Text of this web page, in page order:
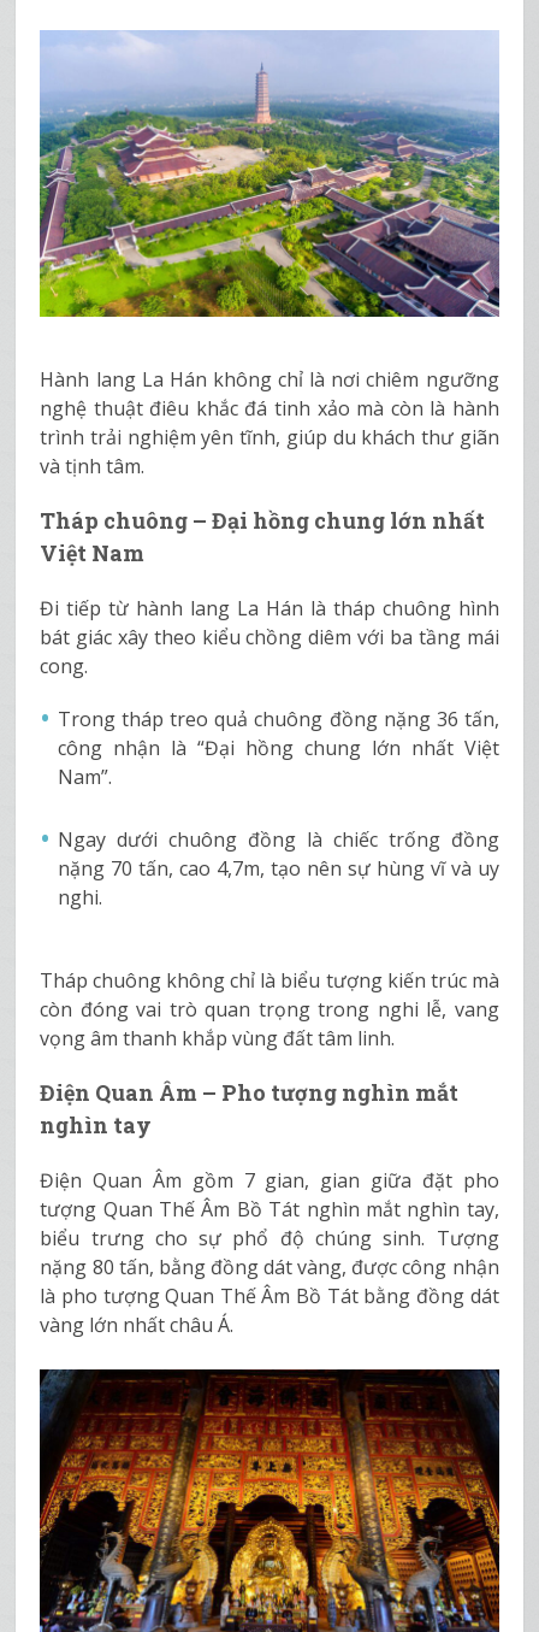
Hành lang La Hán không chỉ là nơi chiêm ngưỡng
nghệ thuật điêu khắc đá tinh xảo mà còn là hành
trình trải nghiệm yên tĩnh, giúp du khách thư giãn
và tịnh tâm.
Tháp chuông – Đại hồng chung lớn nhất
Việt Nam
Đi tiếp từ hành lang La Hán là tháp chuông hình
bát giác xây theo kiểu chồng diêm với ba tầng mái
cong.
Trong tháp treo quả chuông đồng nặng 36 tấn,
công nhận là “Đại hồng chung lớn nhất Việt
Nam”.
Ngay dưới chuông đồng là chiếc trống đồng
nặng 70 tấn, cao 4,7m, tạo nên sự hùng vĩ và uy
nghi.
Tháp chuông không chỉ là biểu tượng kiến trúc mà
còn đóng vai trò quan trọng trong nghi lễ, vang
vọng âm thanh khắp vùng đất tâm linh.
Điện Quan Âm – Pho tượng nghìn mắt
nghìn tay
Điện Quan Âm gồm 7 gian, gian giữa đặt pho
tượng Quan Thế Âm Bồ Tát nghìn mắt nghìn tay,
biểu trưng cho sự phổ độ chúng sinh. Tượng
nặng 80 tấn, bằng đồng dát vàng, được công nhận
là pho tượng Quan Thế Âm Bồ Tát bằng đồng dát
vàng lớn nhất châu Á.